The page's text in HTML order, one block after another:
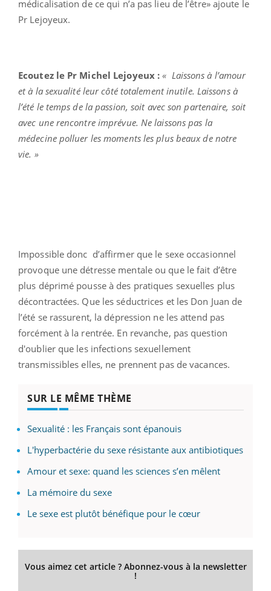
médicalisation de ce qui n’a pas lieu de l’être» ajoute le
Pr Lejoyeux.
Ecoutez le Pr Michel Lejoyeux :« Laissons à l’amour
et à la sexualité leur côté totalement inutile. Laissons à
l’été le temps de la passion, soit avec son partenaire, soit
avec une rencontre imprévue. Ne laissons pas la
médecine polluer les moments les plus beaux de notre
vie. »
Impossible donc d’affirmer que le sexe occasionnel
provoque une détresse mentale ou que le fait d’être
plus déprimé pousse à des pratiques sexuelles plus
décontractées. Que les séductrices et les Don Juan de
l’été se rassurent, la dépression ne les attend pas
forcément à la rentrée. En revanche, pas question
d'oublier que les infections sexuellement
transmissibles elles, ne prennent pas de vacances.
SUR LE MÊME THÈME
Sexualité : les Français sont épanouis
L'hyperbactérie du sexe résistante aux antibiotiques
Amour et sexe: quand les sciences s’en mêlent
La mémoire du sexe
Le sexe est plutôt bénéfique pour le cœur
Vous aimez cet article ? Abonnez-vous à la newsletter
!